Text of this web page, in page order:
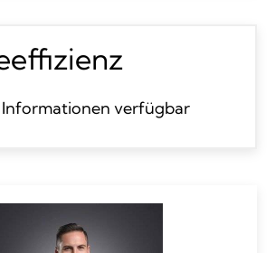
Informationen verfügbar